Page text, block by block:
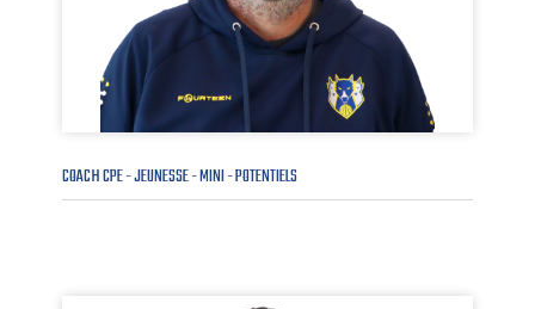
COACH CPE - JEUNESSE - MINI - POTENTIELS